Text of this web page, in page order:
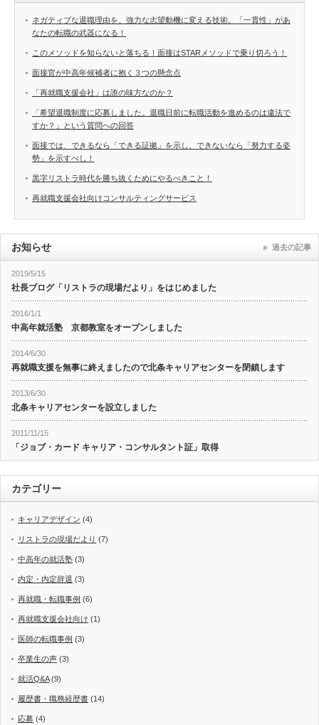
ネガティブな退職理由を、強力な志望動機に変える技術。「一貫性」があ
なたの転職の武器になる！
このメソッドを知らないと落ちる！面接はSTARメソッドで乗り切ろう！
面接官が中高年候補者に抱く３つの懸念点
「再就職支援会社」は誰の味方なのか？
「希望退職制度に応募しました。退職日前に転職活動を進めるのは違法で
すか？」という質問への回答
面接では、できるなら「できる証拠」を示し、できないなら「努力する姿
勢」を示すべし！
黒字リストラ時代を勝ち抜くためにやるべきこと！
再就職支援会社向けコンサルティングサービス
お知らせ
2019/5/15
社長ブログ「リストラの現場だより」をはじめました
2016/1/1
中高年就活塾 京都教室をオープンしました
2014/6/30
再就職支援を無事に終えましたので北条キャリアセンターを閉鎖します
2013/6/30
北条キャリアセンターを設立しました
2011/11/15
「ジョブ・カード キャリア・コンサルタント証」取得
過去の記事
カテゴリー
キャリアデザイン (4)
リストラの現場だより (7)
中高年の就活塾 (3)
内定・内定辞退 (3)
再就職・転職事例 (6)
再就職支援会社向け (1)
医師の転職事例 (3)
卒業生の声 (3)
就活Q&A(9)
履歴書・職務経歴書 (14)
応募 (4)